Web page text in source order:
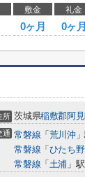
敷金 礼金
0ヶ月 0ヶ月
所 茨城県稲敷郡阿
通 常磐線 「 荒川沖
常磐線 「 ひたち野
常磐線 「 土浦 」